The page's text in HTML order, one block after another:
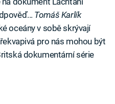
Tomáš Karlík
oceány v sobě skrývají
pro nás mohou být
dokumentární série